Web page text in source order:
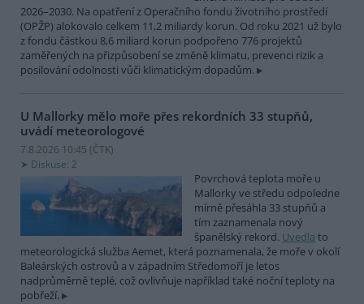
2026–2030. Na opatření z Operačního fondu životního prostředí
(OPŽP) alokovalo celkem 11,2 miliardy korun. Od roku 2021 už bylo
z fondu částkou 8,6 miliard korun podpořeno 776 projektů
zaměřených na přizpůsobení se změně klimatu, prevenci rizik a
posilování odolnosti vůči klimatickým dopadům.
U Mallorky mělo moře přes rekordních 33 stupňů,
uvádí meteorologové
7.8.2026 10:45 (ČTK)
Diskuse: 2
Povrchová teplota moře u
Mallorky ve středu odpoledne
mírně přesáhla 33 stupňů a
tím zaznamenala nový
španělský rekord. Uvedla to
meteorologická služba Aemet, která poznamenala, že moře v okolí
Baleárských ostrovů a v západním Středomoří je letos
nadprůměrně teplé, což ovlivňuje například také noční teploty na
pobřeží.